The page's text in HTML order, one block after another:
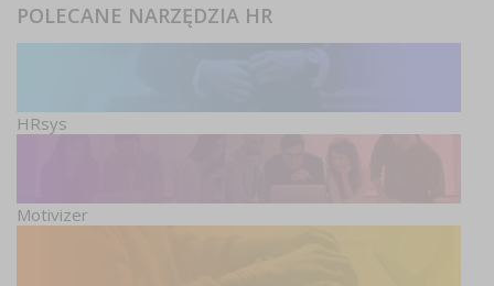
POLECANE NARZĘDZIA HR
HRsys
Motivizer